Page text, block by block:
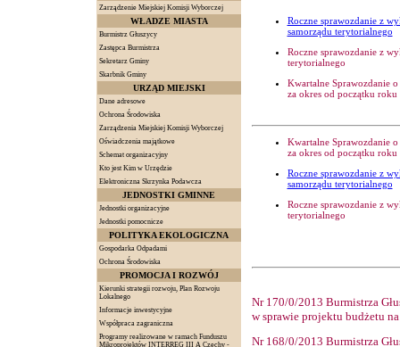
Zarządzenie Miejskiej Komisji Wyborczej
WŁADZE MIASTA
Burmistrz Głuszycy
Zastępca Burmistrza
Sekretarz Gminy
Skarbnik Gminy
URZĄD MIEJSKI
Dane adresowe
Ochrona Środowiska
Zarządzenia Miejskiej Komisji Wyborczej
Oświadczenia majątkowe
Schemat organizacyjny
Kto jest Kim w Urzędzie
Elektroniczna Skrzynka Podawcza
JEDNOSTKI GMINNE
Jednostki organizacyjne
Jednostki pomocnicze
POLITYKA EKOLOGICZNA
Gospodarka Odpadami
Ochrona Środowiska
PROMOCJA I ROZWÓJ
Kierunki strategii rozwoju, Plan Rozwoju
Lokalnego
Informacje inwestycyjne
Współpraca zagraniczna
Programy realizowane w ramach Funduszu
Mikroprojektów INTERREG III A Czechy -
Roczne sprawozdanie z
samorządu terytorialnego
Roczne sprawozdanie z
terytorialnego
Kwartalne Sprawozdanie
za okres od początku
Kwartalne Sprawozdanie
za okres od początku
Roczne sprawozdanie z
samorządu terytorialnego
Roczne sprawozdanie z
terytorialnego
Nr 170/0/2013 Burmistrza
w sprawie projektu budżetu
Nr 168/0/2013 Burmistrza